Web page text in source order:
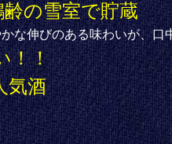
の雪室で貯蔵
な伸びのある味わいが、
！！
気酒